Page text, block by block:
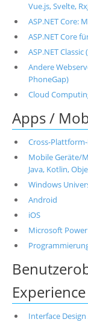
Vue.js, Svelte,
ASP.NET Core:
ASP.NET Core
ASP.NET
Andere
PhoneGap)
Cloud
Apps /
Cross-
Mobile Geräte/
Java, Kotlin,
Windows
Android
iOS
Microsoft
Experience
Interface